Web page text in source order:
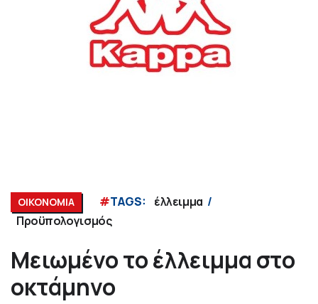
ΟΙΚΟΝΟΜΙΑ #TAGS:
έλλειμμα
Προϋπολογισμός
Μειωμένο το έλλειμμα στο
οκτάμηνο